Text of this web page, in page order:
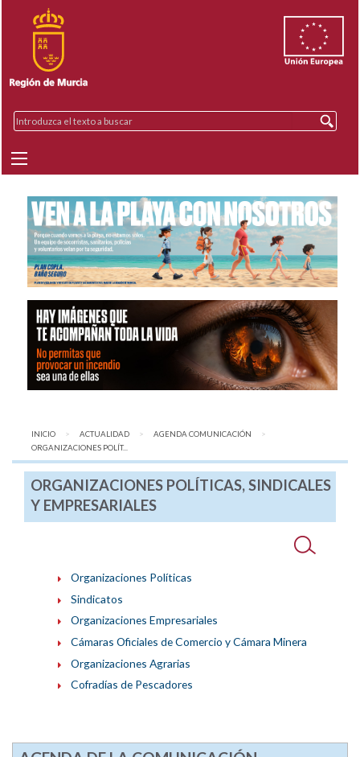
INICIO ACTUALIDAD
AGENDA COMUNICACIÓN
AQUÍ:
ORGANIZACIONES POLÍT...
ORGANIZACIONES POLÍTICAS, SINDICALES
Y EMPRESARIALES
Organizaciones Políticas
Sindicatos
Organizaciones Empresariales
Cámaras Oficiales de Comercio y Cámara Minera
Organizaciones Agrarias
Cofradías de Pescadores